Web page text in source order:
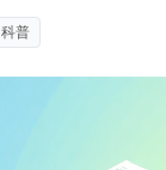
科普